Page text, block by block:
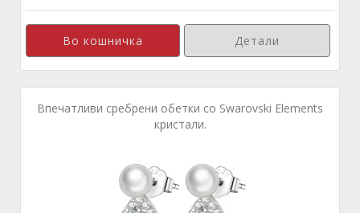
Детали
Впечатливи сребрени обетки со Swarovski Elements
кристали.